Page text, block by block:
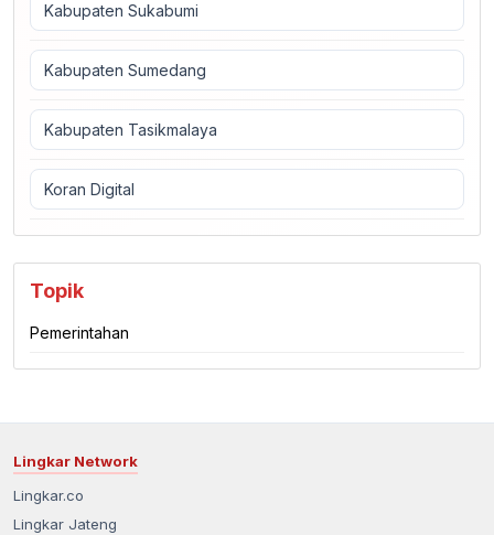
Kabupaten Sukabumi
Kabupaten Sumedang
Kabupaten Tasikmalaya
Koran Digital
Topik
Pemerintahan
Lingkar Network
Lingkar.co
Lingkar Jateng